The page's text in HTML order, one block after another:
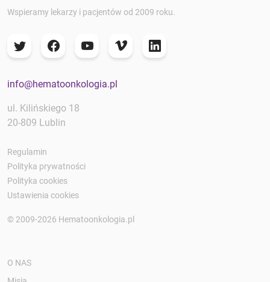
Wspieramy lekarzy i pacjentów od 2009 roku.
info@hematoonkologia.pl
ul. Kilińskiego 18
20-809 Lublin
Regulamin
Polityka prywatności
Polityka cookies
Ustawienia cookies
© 2009-2026 Hematoonkologia.pl
O NAS